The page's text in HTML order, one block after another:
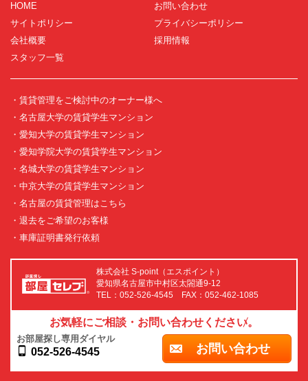
HOME
お問い合わせ
サイトポリシー
プライバシーポリシー
会社概要
採用情報
スタッフ一覧
・賃貸管理をご検討中のオーナー様へ
・名古屋大学の賃貸学生マンション
・愛知大学の賃貸学生マンション
・愛知学院大学の賃貸学生マンション
・名城大学の賃貸学生マンション
・中京大学の賃貸学生マンション
・名古屋の賃貸管理はこちら
・退去をご希望のお客様
・車庫証明書発行依頼
株式会社 S-point（エスポイント）
愛知県名古屋市中村区太閤通9-12
TEL：052-526-4545 FAX：052-462-1085
お気軽にご相談・お問い合わせください。
お部屋探し専用ダイヤル
052-526-4545 お問い合わせ